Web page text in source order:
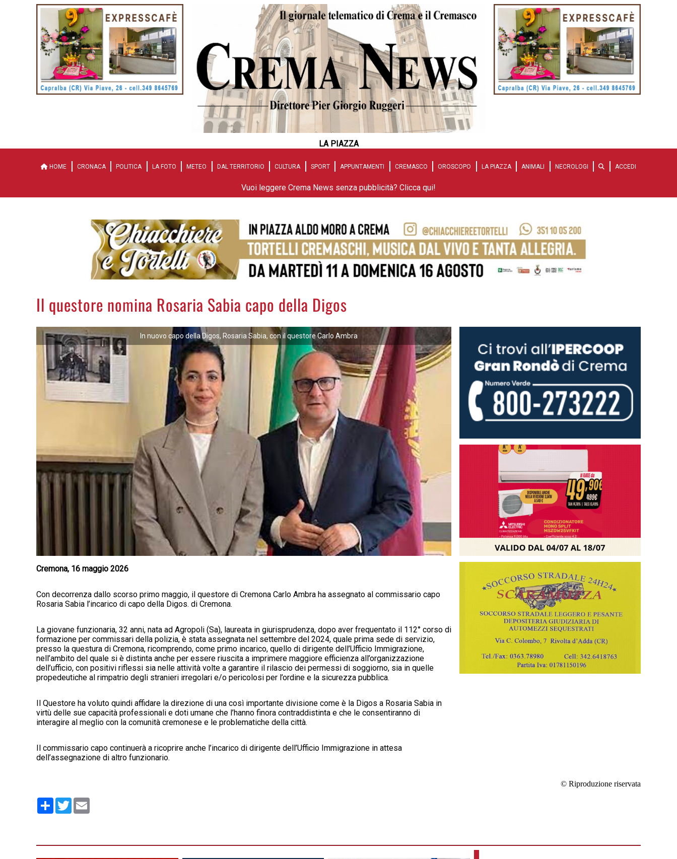
LA PIAZZA
HOME CRONACA POLITICA LA FOTO METEO DAL TERRITORIO CULTURA SPORT APPUNTAMENTI CREMASCO OROSCOPO LA PIAZZA ANIMALI NECROLOGI ACCEDI
Vuoi leggere Crema News senza pubblicità? Clicca qui!
Il questore nomina Rosaria Sabia capo della Digos
In nuovo capo della Digos, Rosaria Sabia, con il questore Carlo Ambra
Cremona, 16 maggio 2026
Con decorrenza dallo scorso primo maggio, il questore di Cremona Carlo Ambra ha assegnato al commissario capo
Rosaria Sabia l’incarico di capo della Digos. di Cremona.
La giovane funzionaria, 32 anni, nata ad Agropoli (Sa), laureata in giurisprudenza, dopo aver frequentato il 112° corso di
formazione per commissari della polizia, è stata assegnata nel settembre del 2024, quale prima sede di servizio,
presso la questura di Cremona, ricomprendo, come primo incarico, quello di dirigente dell’Ufficio Immigrazione,
nell’ambito del quale si è distinta anche per essere riuscita a imprimere maggiore efficienza all’organizzazione
dell’ufficio, con positivi riflessi sia nelle attività volte a garantire il rilascio dei permessi di soggiorno, sia in quelle
propedeutiche al rimpatrio degli stranieri irregolari e/o pericolosi per l’ordine e la sicurezza pubblica.
Il Questore ha voluto quindi affidare la direzione di una così importante divisione come è la Digos a Rosaria Sabia in
virtù delle sue capacità professionali e doti umane che l’hanno finora contraddistinta e che le consentiranno di
interagire al meglio con la comunità cremonese e le problematiche della città.
Il commissario capo continuerà a ricoprire anche l’incarico di dirigente dell’Ufficio Immigrazione in attesa
dell’assegnazione di altro funzionario.
© Riproduzione riservata
Condividi
Twitter